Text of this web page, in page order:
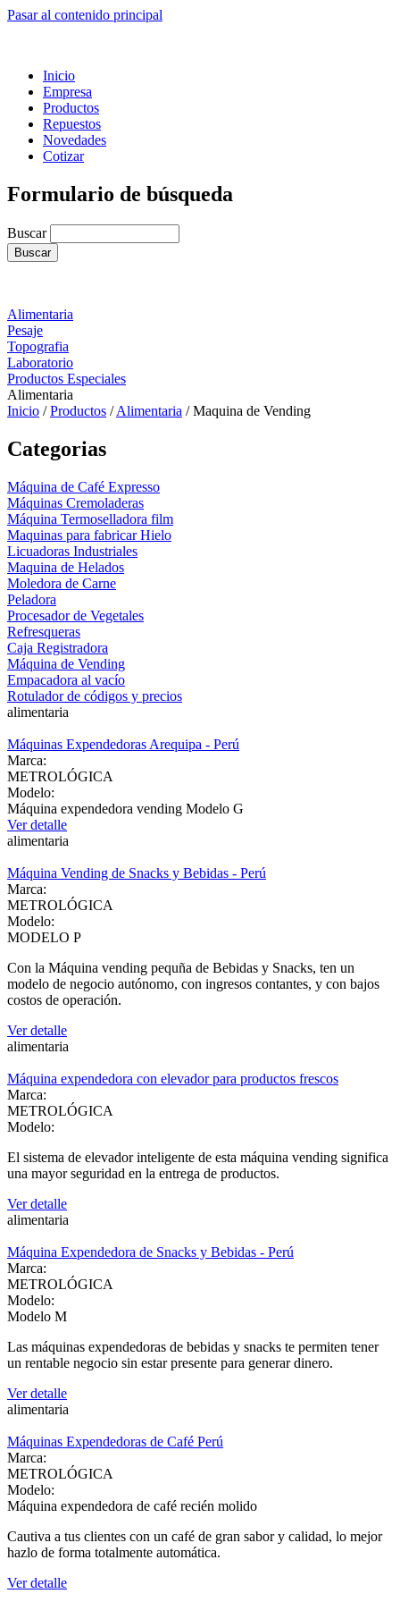
Pasar al contenido principal
Inicio
Empresa
Productos
Repuestos
Novedades
Cotizar
Formulario de búsqueda
Buscar
Alimentaria
Pesaje
Topografia
Laboratorio
Productos Especiales
Alimentaria
Inicio / Productos / Alimentaria / Maquina de Vending
Categorias
Máquina de Café Expresso
Máquinas Cremoladeras
Máquina Termoselladora film
Maquinas para fabricar Hielo
Licuadoras Industriales
Maquina de Helados
Moledora de Carne
Peladora
Procesador de Vegetales
Refresqueras
Caja Registradora
Máquina de Vending
Empacadora al vacío
Rotulador de códigos y precios
alimentaria
Máquinas Expendedoras Arequipa - Perú
Marca:
METROLÓGICA
Modelo:
Máquina expendedora vending Modelo G
Ver detalle
alimentaria
Máquina Vending de Snacks y Bebidas - Perú
Marca:
METROLÓGICA
Modelo:
MODELO P
Con la Máquina vending pequña de Bebidas y Snacks, ten un
modelo de negocio autónomo, con ingresos contantes, y con bajos
costos de operación.
Ver detalle
alimentaria
Máquina expendedora con elevador para productos frescos
Marca:
METROLÓGICA
Modelo:
El sistema de elevador inteligente de esta máquina vending significa
una mayor seguridad en la entrega de productos.
Ver detalle
alimentaria
Máquina Expendedora de Snacks y Bebidas - Perú
Marca:
METROLÓGICA
Modelo:
Modelo M
Las máquinas expendedoras de bebidas y snacks te permiten tener
un rentable negocio sin estar presente para generar dinero.
Ver detalle
alimentaria
Máquinas Expendedoras de Café Perú
Marca:
METROLÓGICA
Modelo:
Máquina expendedora de café recién molido
Cautiva a tus clientes con un café de gran sabor y calidad, lo mejor
hazlo de forma totalmente automática.
Ver detalle